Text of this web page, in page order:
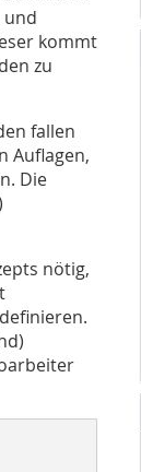
und
kommt
zu
fallen
Auflagen,
Die
nötig,